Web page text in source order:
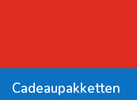
Cadeaupakketten